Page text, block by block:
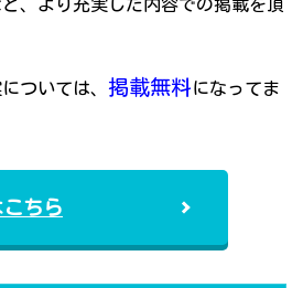
、より充実した内容での掲載を頂
ついては、 掲載無料になってま
ちら